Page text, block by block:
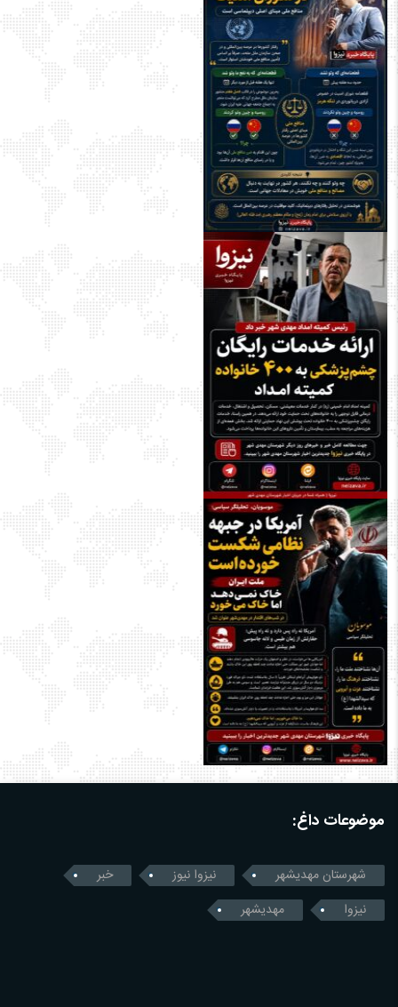
موضوعات داغ:
شهرستان مهدیشهر نیزوا نیوز
خبر
نیزوا
مهدیشهر